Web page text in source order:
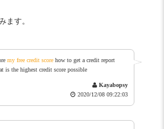
ます。
my free credit score how to get a credit report
is the highest credit score possible
Kayabopsy
2020/12/08 09:22:03